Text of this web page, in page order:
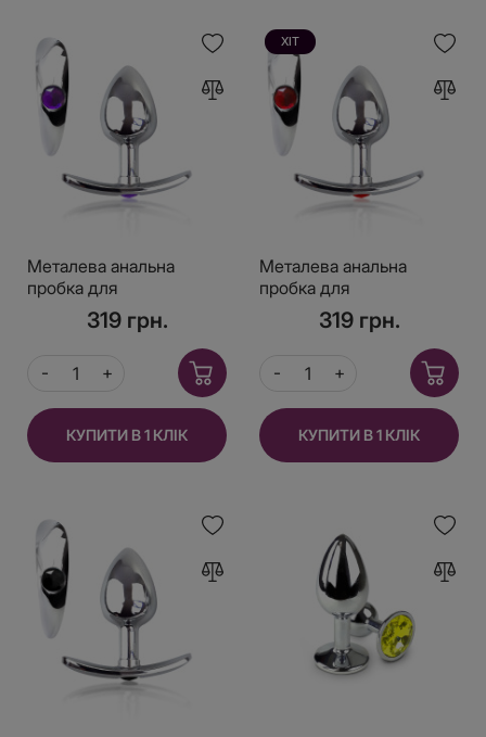
Металева анальна
пробка для
довготривалого носіння
з Фіолетовим
кристалом S, Діаметр
2,5, Довжина 6,5
319 грн.
КУПИТИ В 1 КЛІК
ХІТ
Металева анальна
пробка для
довготривалого носіння
з Червоним кристалом
S, Діаметр 2,5, Довжина
6,5
319 грн.
КУПИТИ В 1 КЛІК